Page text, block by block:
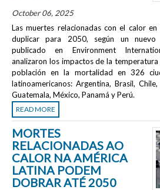
October 06, 2025
Las muertes relacionadas con el calor
duplicar para 2050, según un nuevo
publicado en Environment
analizaron los impactos de la
población en la mortalidad en 326
latinoamericanos: Argentina, Brasil,
Guatemala, México, Panamá y Perú.
READ MORE
MORTES
RELACIONADAS AO
CALOR NA AMÉRICA
LATINA PODEM
DOBRAR ATÉ 2050